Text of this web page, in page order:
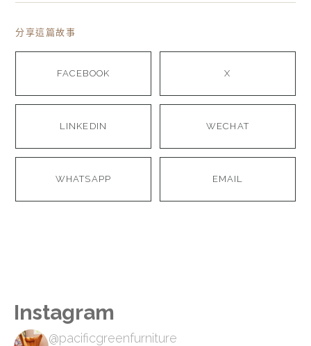
分享這篇故事
FACEBOOK X
LINKEDIN WECHAT
WHATSAPP EMAIL
Instagram
@pacificgreenfurniture